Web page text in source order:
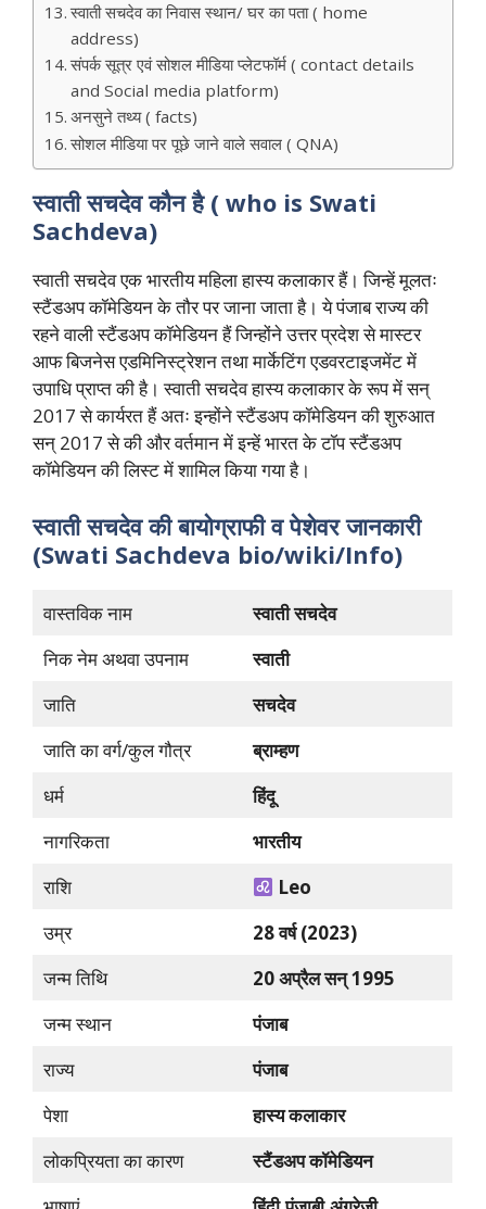
स्वाती सचदेव का निवास स्थान/ घर का पता ( home
address)
संपर्क सूत्र एवं सोशल मीडिया प्लेटफॉर्म ( contact details
and Social media platform)
अनसुने तथ्य ( facts)
सोशल मीडिया पर पूछे जाने वाले सवाल ( QNA)
स्वाती सचदेव कौन है ( who is Swati
Sachdeva)
स्वाती सचदेव एक भारतीय महिला हास्य कलाकार हैं। जिन्हें मूलतः
स्टैंडअप कॉमेडियन के तौर पर जाना जाता है। ये पंजाब राज्य की
रहने वाली स्टैंडअप कॉमेडियन हैं जिन्होंने उत्तर प्रदेश से मास्टर
आफ बिजनेस एडमिनिस्ट्रेशन तथा मार्केटिंग एडवरटाइजमेंट में
उपाधि प्राप्त की है। स्वाती सचदेव हास्य कलाकार के रूप में सन्
2017 से कार्यरत हैं अतः इन्होंने स्टैंडअप कॉमेडियन की शुरुआत
सन् 2017 से की और वर्तमान में इन्हें भारत के टॉप स्टैंडअप
कॉमेडियन की लिस्ट में शामिल किया गया है।
स्वाती सचदेव की बायोग्राफी व पेशेवर जानकारी
(Swati Sachdeva bio/wiki/Info)
वास्तविक नाम
स्वाती सचदेव
निक नेम अथवा उपनाम
स्वाती
जाति
सचदेव
जाति का वर्ग/कुल गौत्र
ब्राम्हण
धर्म
हिंदू
नागरिकता
भारतीय
राशि
Leo
उम्र
28 वर्ष (2023)
जन्म तिथि
20 अप्रैल सन् 1995
जन्म स्थान
पंजाब
राज्य
पंजाब
पेशा
हास्य कलाकार
लोकप्रियता का कारण
स्टैंडअप कॉमेडियन